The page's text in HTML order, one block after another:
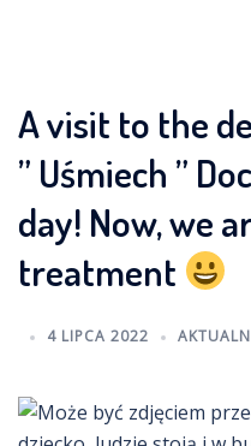
A visit to the
” Uśmiech ”
day! Now, we
treatment
4 LIPCA 2022